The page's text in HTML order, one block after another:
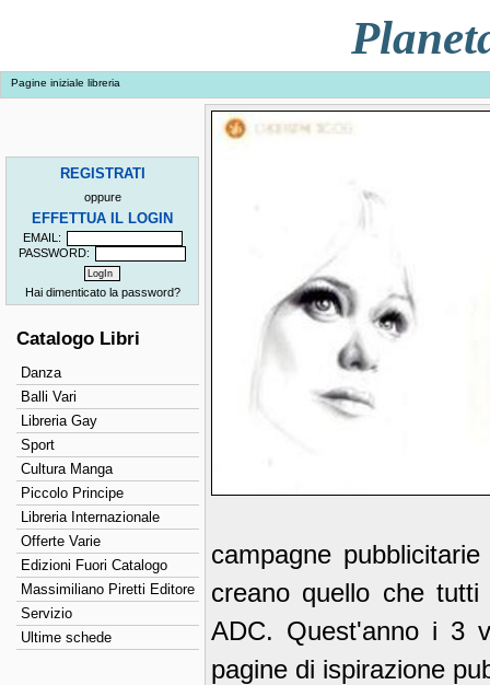
Pagine iniziale libreria
campagne
creano quello che
ADC. Quest'anno i 3
pagine di ispirazione
REGISTRATI
oppure
EFFETTUA IL LOGIN
EMAIL:
PASSWORD:
Hai dimenticato la password?
Catalogo Libri
Danza
Balli Vari
Libreria Gay
Sport
Cultura Manga
Piccolo Principe
Libreria Internazionale
Offerte Varie
Edizioni Fuori Catalogo
Massimiliano Piretti Editore
Servizio
Ultime schede